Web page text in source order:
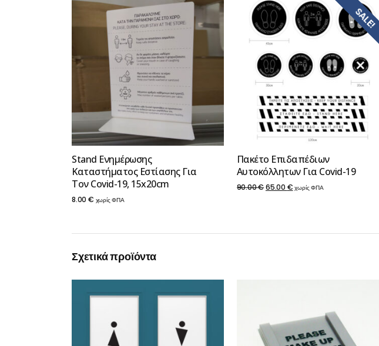
Stand Ενημέρωσης
Καταστήματος Εστίασης Για
Τον Covid-19, 15x20cm
8.00 € χωρίς ΦΠΑ
SALE!
Πακέτο Επιδαπέδιων
Αυτοκόλλητων Για Covid-19
90.00€Original
65.00 €Ηχωρίς ΦΠΑ
Σχετικά προϊόντα